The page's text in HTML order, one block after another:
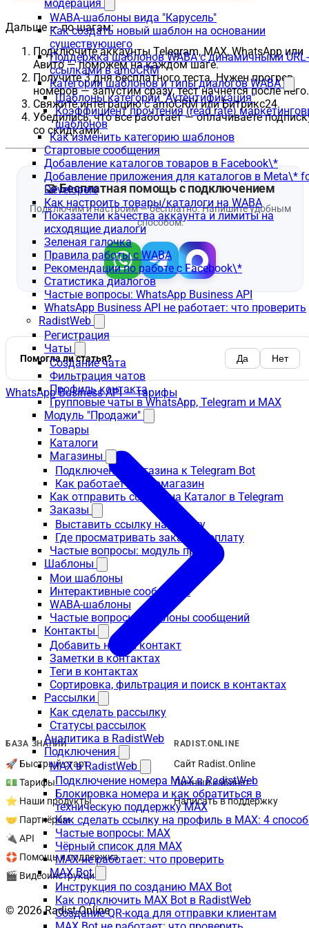
модерация
WABA-шаблоны вида "Карусель"
Как создать новый шаблон на основании
существующего
Поддержка шаблонов WABA с динамичными URL-
ссылками в amoCRM
Категории шаблонов и типы диалогов WABA
Шаблоны категории "Аутентификация"
Коэффициент прочтения (read rate)
шаблонов
Как изменить категорию шаблонов
Стартовые сообщения
Добавление каталогов товаров в Facebook\*
Добавление приложения для каталогов в Meta\*
Developers
Как настроить товары/каталоги на WABA
Показатели качества аккаунта и лимиты на
исходящие диалоги
Зеленая галочка
Правила работы с WABA
Рекомендации по работе с Facebook\*
Статистика диалогов
Частые вопросы: WhatsApp Business API
WhatsApp Business API не работает: что проверить
RadistWeb
Регистрация
Чаты
Создание чата
Фильтрация чатов
Профиль контакта
Групповые чаты в WhatsApp, Telegram и MAX
Модуль "Продажи"
Товары
Каталоги
Магазины
Подключение магазина к Telegram Bot
Как работает телегомагазин
Как отправить ссылку на Каталог в Telegram
Заказы
Выставить ссылку на оплату
Где просматривать заказы и оплату
Частые вопросы: модуль продаж
Шаблоны
Мои шаблоны
Интерактивные сообщения
WABA-шаблоны
Частые вопросы: шаблоны сообщений
Контакты
Добавить новый контакт
Заметки в контактах
Теги в контактах
Сортировка, фильтрация и поиск в контактах
Рассылки
Как сделать рассылку
Статусы рассылок
Аналитика в RadistWeb
Подключения
MAX в RadistWeb
Подключение номера MAX в RadistWeb
Блокировка номера и как обратиться в
техническую поддержку MAX
Как сделать ссылку на профиль в MAX: 4
Частые вопросы: MAX
Чёрный список для MAX
MAX не работает: что проверить
MAX Bot
Инструкция по созданию MAX Bot
Как подключить MAX Bot в RadistWeb
Создание QR-кода для отправки клиентам
Дальше — по шагам:
Подключите аккаунты Telegram, MAX, WhatsApp или
Авито — поможем на каждом шаге.
Получите 3 дня бесплатного теста. Нужен прогрев
номеров — запустим сразу, тест начнется после него.
Свяжите интеграцию с amoCRM или Битрикс24.
Убедились, что все работает — оплачиваете
со скидками.
Помогла ли статья? Да Нет
WhatsApp Business API — тарифы
БАЗА ЗНАНИЙ
🚀 Быстрый старт
💵 Тарифы
⭐ Наши продукты
🤝 Партнёрам
🔌 API
🛟 Помощь и поддержка
🎬 Видеоинструкции
RADIST.ONLINE
Сайт Radist.Online
Личный кабинет
Написать в поддержку
© 2026 Radist.Online